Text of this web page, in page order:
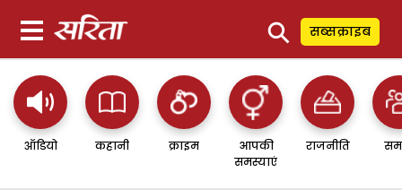
⚲ सब्सक्राइब
ऑडियो कहानी क्राइम
आपकी
समस्याएं
राजनीति